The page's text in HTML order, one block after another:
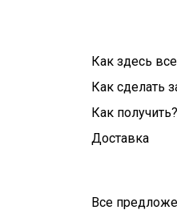
Как здесь
Как сделать
Как получить?
Доставка
Все